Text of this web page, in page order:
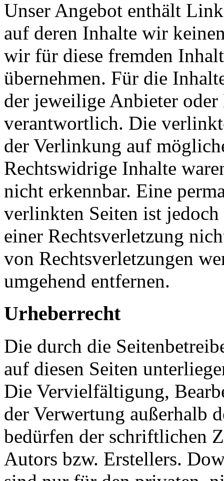
Unser Angebot enthält
auf deren Inhalte wir
wir für diese fremden
übernehmen. Für die
der jeweilige Anbieter oder
verantwortlich. Die
der Verlinkung auf
Rechtswidrige Inhalte
nicht erkennbar. Eine
verlinkten Seiten ist
einer Rechtsverletzung
von Rechtsverletzungen
umgehend entfernen.
Urheberrecht
Die durch die
auf diesen Seiten
Die Vervielfältigung,
der Verwertung außerhalb
bedürfen der schriftlichen
Autors bzw. Erstellers.